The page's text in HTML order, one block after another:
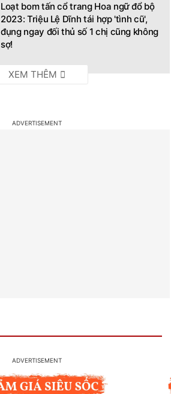
Loạt bom tấn cổ trang Hoa ngữ đổ bộ
2023: Triệu Lệ Dĩnh tái hợp 'tình cũ',
đụng ngay đối thủ số 1 chị cũng không
sợ!